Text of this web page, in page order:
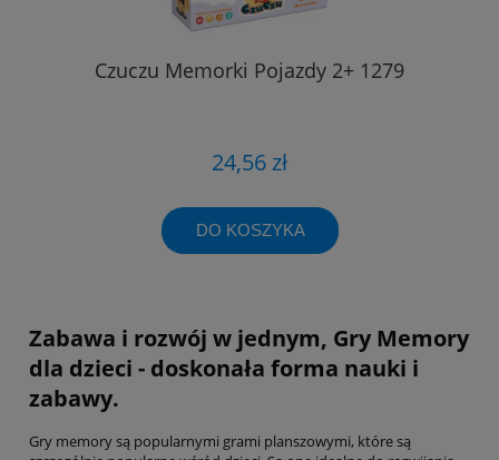
Czuczu Memorki Pojazdy 2+ 1279
24,56 zł
DO KOSZYKA
Zabawa i rozwój w jednym, Gry Memory
dla dzieci - doskonała forma nauki i
zabawy.
Gry memory są popularnymi grami planszowymi, które są